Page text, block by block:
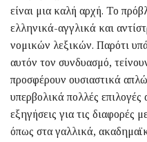
είναι μια καλή αρχή. Το
ελληνικά-αγγλικά και
νομικών λεξικών. Παρότι
αυτόν τον συνδυασμό,
προσφέρουν ουσιαστικά
υπερβολικά πολλές
εξηγήσεις για τις διαφορές
όπως στα γαλλικά,